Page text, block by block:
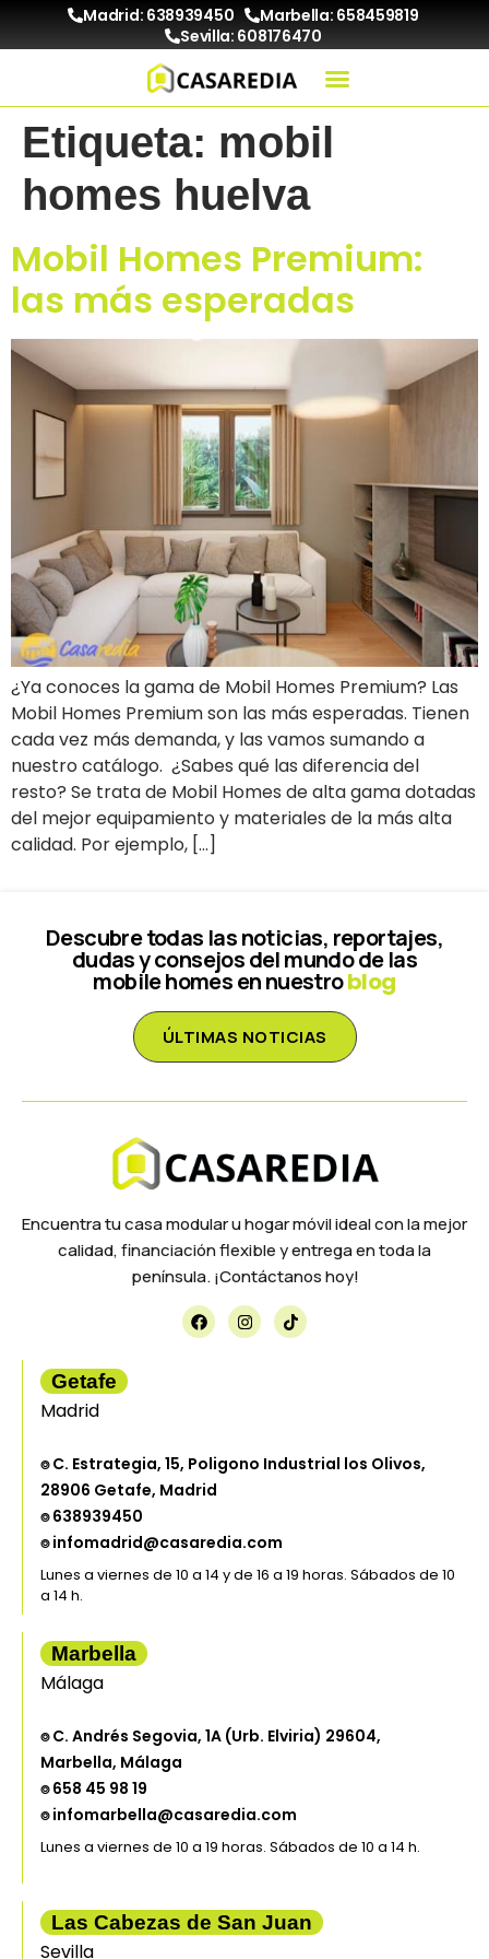
Madrid: 638939450
Marbella: 658459819
Sevilla: 608176470
Etiqueta: mobil
homes huelva
Mobil Homes Premium:
las más esperadas
¿Ya conoces la gama de Mobil Homes Premium? Las
Mobil Homes Premium son las más esperadas. Tienen
cada vez más demanda, y las vamos sumando a
nuestro catálogo. ¿Sabes qué las diferencia del
resto? Se trata de Mobil Homes de alta gama dotadas
del mejor equipamiento y materiales de la más alta
calidad. Por ejemplo, […]
Descubre todas las noticias, reportajes,
dudas y consejos del mundo de las
mobile homes en nuestroblog
ÚLTIMAS NOTICIAS
Encuentra tu casa modular u hogar móvil ideal con la mejor
calidad, financiación flexible y entrega en toda la
península. ¡Contáctanos hoy!
Getafe
Madrid
⌾ C. Estrategia, 15, Poligono Industrial los Olivos,
28906 Getafe, Madrid
⌾ 638939450
⌾ infomadrid@casaredia.com
Lunes a viernes de 10 a 14 y de 16 a 19 horas. Sábados de 10
a 14 h.
Marbella
Málaga
⌾ C. Andrés Segovia, 1A (Urb. Elviria) 29604,
Marbella, Málaga
⌾ 658 45 98 19
⌾ infomarbella@casaredia.com
Lunes a viernes de 10 a 19 horas. Sábados de 10 a 14 h.
Las Cabezas de San Juan
Sevilla